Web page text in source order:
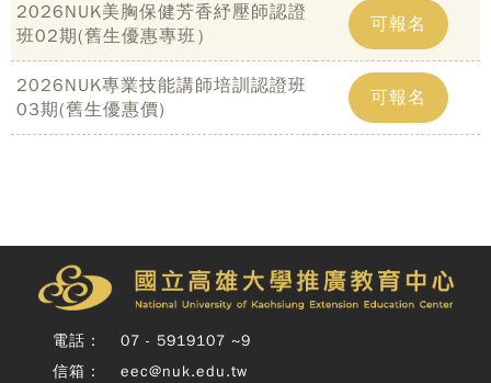
2026NUK美胸保健芳香紓壓師認證
班02期(舊生優惠專班）
可報名
2026NUK專業技能講師培訓認證班
03期(舊生優惠價)
可報名
電話：
07 - 5919107 ~9
信箱：
eec@nuk.edu.tw